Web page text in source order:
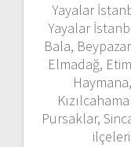
Yayalar
Yayalar
Bala,
Elmadağ,
Pursaklar,